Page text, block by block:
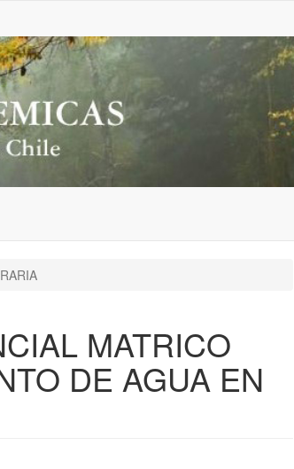
MATRICO
DE AGUA EN